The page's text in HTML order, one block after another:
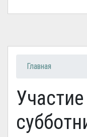
Вы здесь
Главная